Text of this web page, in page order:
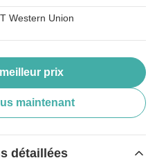
Western Union
prix
maintenant
détaillées